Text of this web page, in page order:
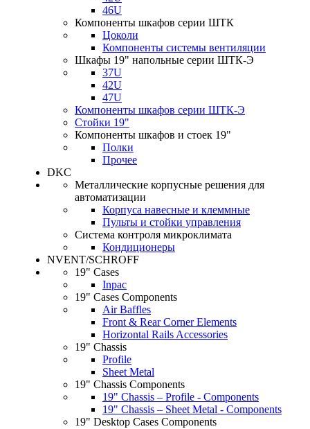
46U
Компоненты шкафов серии ШТК
Цоколи
Компоненты системы вентиляции
Шкафы 19" напольные серии ШТК-Э
37U
42U
47U
Компоненты шкафов серии ШТК-Э
Стойки 19"
Компоненты шкафов и стоек 19"
Полки
Прочее
DKC
Металлические корпусные решения для
автоматизации
Корпуса навесные и клеммные
Пульты и стойки управления
Система контроля микроклимата
Кондиционеры
NVENT/SCHROFF
19" Cases
Inpac
19" Cases Components
Air Baffles
Front & Rear Corner Elements
Horizontal Rails Accessories
19" Chassis
Profile
Sheet Metal
19" Chassis Components
19" Chassis – Profile - Components
19" Chassis – Sheet Metal - Components
19" Desktop Cases Components